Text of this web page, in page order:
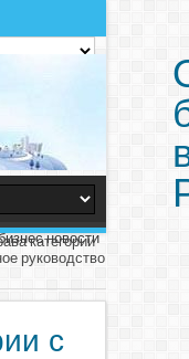
новости
категории
руководство
c